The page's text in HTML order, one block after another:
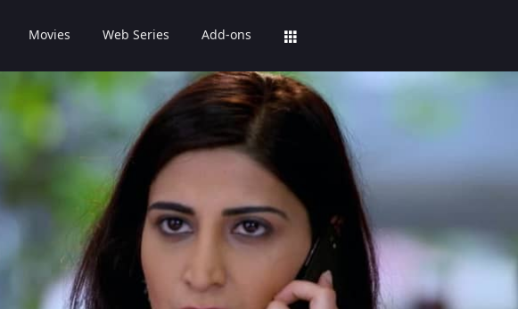
Movies Web Series Add-ons